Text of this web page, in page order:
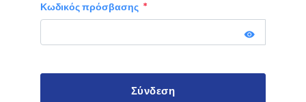
Κωδικός πρόσβασης